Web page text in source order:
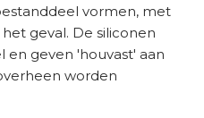
vormen, met
geval. De siliconen
en geven 'houvast' aan
worden